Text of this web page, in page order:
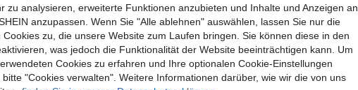
Hilfreich (0)
zu analysieren, erweiterte Funktionen anzubieten und Inhalte und Anzeigen an
anzupassen. Wenn Sie "Alle ablehnen" auswählen, lassen Sie nur die
zu, die unsere Website zum Laufen bringen. Sie können diese in den
was jedoch die Funktionalität der Website beeinträchtigen kann. Um
Cookies zu erfahren und Ihre optionalen Cookie-Einstellungen
"Cookies verwalten". Weitere Informationen darüber, wie wir die von uns